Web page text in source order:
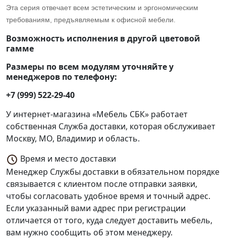
Эта серия отвечает всем эстетическим и эргономическим
требованиям, предъявляемым к офисной мебели.
Возможность исполнения в другой цветовой
гамме
Размеры по всем модулям уточняйте у
менеджеров по телефону:
+7 (999) 522-29-40
У интернет-магазина «Мебель СБК» работает
собственная Служба доставки, которая обслуживает
Москву, МО, Владимир и область.
Время и место доставки
Менеджер Службы доставки в обязательном порядке
связывается с клиентом после отправки заявки,
чтобы согласовать удобное время и точный адрес.
Если указанный вами адрес при регистрации
отличается от того, куда следует доставить мебель,
вам нужно сообщить об этом менеджеру.